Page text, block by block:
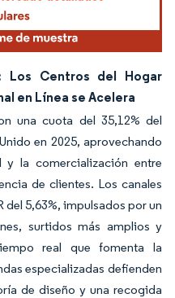
Los Centros del Hogar
en Línea se Acelera
una cuota del 35,12% del
en 2025, aprovechando
y la comercialización entre
de clientes. Los canales
del 5,63%, impulsados por un
surtidos más amplios y
real que fomenta la
especializadas defienden
de diseño y una recogida